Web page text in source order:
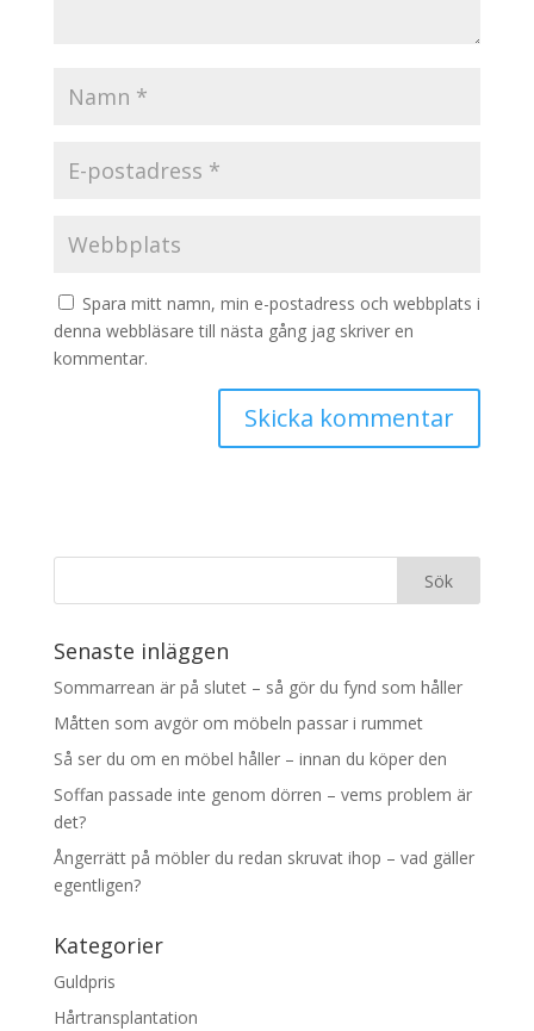
Spara mitt namn, min e-postadress och webbplats i
denna webbläsare till nästa gång jag skriver en
kommentar.
Senaste inläggen
Sommarrean är på slutet – så gör du fynd som håller
Måtten som avgör om möbeln passar i rummet
Så ser du om en möbel håller – innan du köper den
Soffan passade inte genom dörren – vems problem är
det?
Ångerrätt på möbler du redan skruvat ihop – vad gäller
egentligen?
Kategorier
Guldpris
Hårtransplantation